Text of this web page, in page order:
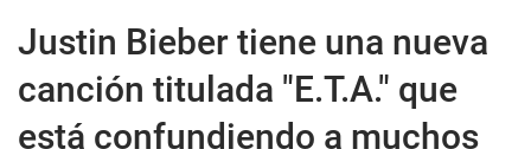
Justin Bieber tiene una nueva
canción titulada "E.T.A." que
está confundiendo a muchos